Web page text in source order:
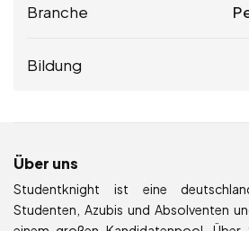
Branche
Bildung
Über uns
Studentknight ist eine
Studenten, Azubis und Absolventen